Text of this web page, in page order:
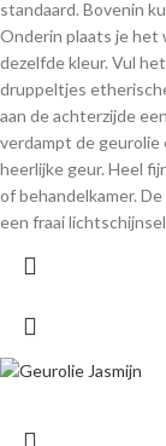
standaard. Bovenin
Onderin plaats je het
dezelfde kleur. Vul
druppeltjes
aan de achterzijde
verdampt de
heerlijke geur. Heel
of behandelkamer.
een fraai